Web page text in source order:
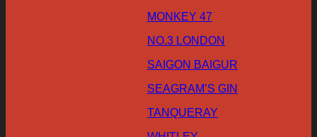
MONKEY 47
NO.3 LONDON
SAIGON BAIGUR
SEAGRAM’S GIN
TANQUERAY